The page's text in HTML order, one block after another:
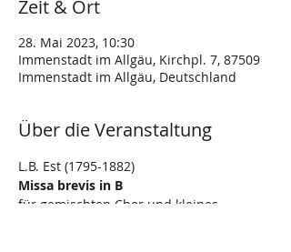
Zeit & Ort
28. Mai 2023, 10:30
Immenstadt im Allgäu, Kirchpl. 7, 87509
Immenstadt im Allgäu, Deutschland
Über die Veranstaltung
L.B. Est (1795-1882)
Missa brevis in B
für gemischten Chor und kleines